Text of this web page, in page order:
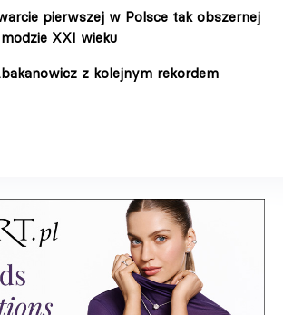
pierwszej w Polsce tak obszernej
XXI wieku
z kolejnym rekordem